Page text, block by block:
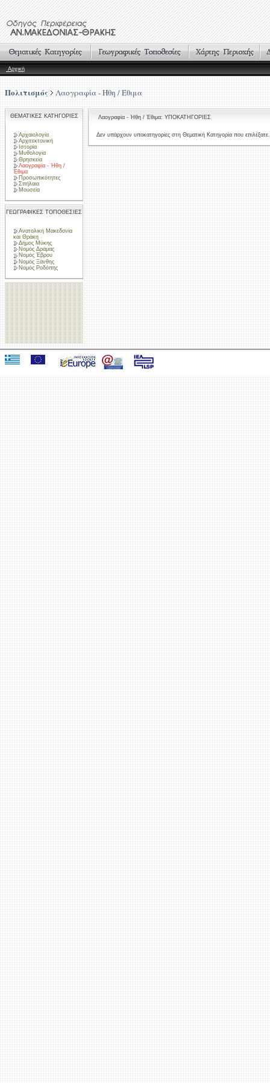
Αρχική
Πολιτισμός Λαογραφία - Ήθη / Έθιμα
ΘΕΜΑΤΙΚΕΣ ΚΑΤΗΓΟΡΙΕΣ
Αρχαιολογία
Αρχιτεκτονική
Ιστορία
Μυθολογία
Θρησκεία
Λαογραφία - Ήθη /
Έθιμα
Προσωπικότητες
Σπήλαια
Μουσεία
ΓΕΩΓΡΑΦΙΚΕΣ ΤΟΠΟΘΕΣΙΕΣ
Ανατολική Μακεδονία
και Θράκη
Δήμος Μύκης
Νομός Δράμας
Νομός Έβρου
Νομός Ξάνθης
Νομός Ροδόπης
Λαογραφία - Ήθη / Έθιμα: ΥΠΟΚΑΤΗΓΟΡΙΕΣ
Δεν υπάρχουν υποκατηγορίες στη Θεματική Κατηγορία που επιλέξατε.